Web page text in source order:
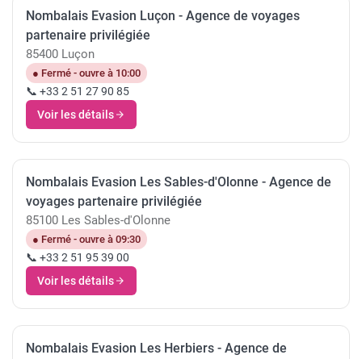
Nombalais Evasion Luçon - Agence de voyages
partenaire privilégiée
85400 Luçon
● Fermé - ouvre à 10:00
📞 +33 2 51 27 90 85
Voir les détails
Nombalais Evasion Les Sables-d'Olonne - Agence de
voyages partenaire privilégiée
85100 Les Sables-d'Olonne
● Fermé - ouvre à 09:30
📞 +33 2 51 95 39 00
Voir les détails
Nombalais Evasion Les Herbiers - Agence de